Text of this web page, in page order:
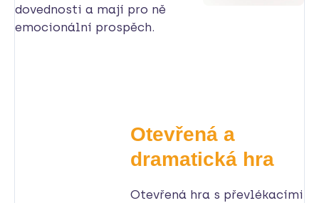
dovednosti a mají pro ně
emocionální prospěch.
Otevřená a
dramatická hra
Otevřená hra s převlékacími